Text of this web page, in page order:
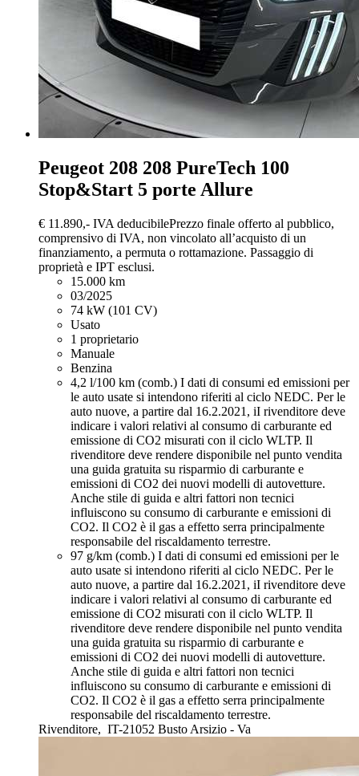
Peugeot 208 208 PureTech 100
Stop&Start 5 porte Allure
€ 11.890,- IVA deducibilePrezzo finale offerto al pubblico,
comprensivo di IVA, non vincolato all’acquisto di un
finanziamento, a permuta o rottamazione. Passaggio di
proprietà e IPT esclusi.
15.000 km
03/2025
74 kW (101 CV)
Usato
1 proprietario
Manuale
Benzina
4,2 l/100 km (comb.) I dati di consumi ed emissioni per
le auto usate si intendono riferiti al ciclo NEDC. Per le
auto nuove, a partire dal 16.2.2021, iI rivenditore deve
indicare i valori relativi al consumo di carburante ed
emissione di CO2 misurati con il ciclo WLTP. Il
rivenditore deve rendere disponibile nel punto vendita
una guida gratuita su risparmio di carburante e
emissioni di CO2 dei nuovi modelli di autovetture.
Anche stile di guida e altri fattori non tecnici
influiscono su consumo di carburante e emissioni di
CO2. Il CO2 è il gas a effetto serra principalmente
responsabile del riscaldamento terrestre.
97 g/km (comb.) I dati di consumi ed emissioni per le
auto usate si intendono riferiti al ciclo NEDC. Per le
auto nuove, a partire dal 16.2.2021, iI rivenditore deve
indicare i valori relativi al consumo di carburante ed
emissione di CO2 misurati con il ciclo WLTP. Il
rivenditore deve rendere disponibile nel punto vendita
una guida gratuita su risparmio di carburante e
emissioni di CO2 dei nuovi modelli di autovetture.
Anche stile di guida e altri fattori non tecnici
influiscono su consumo di carburante e emissioni di
CO2. Il CO2 è il gas a effetto serra principalmente
responsabile del riscaldamento terrestre.
Rivenditore, IT-21052 Busto Arsizio - Va